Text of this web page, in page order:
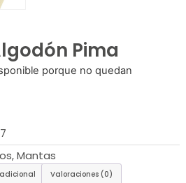
Pima
porque no quedan
,Mantas
Valoraciones (0)